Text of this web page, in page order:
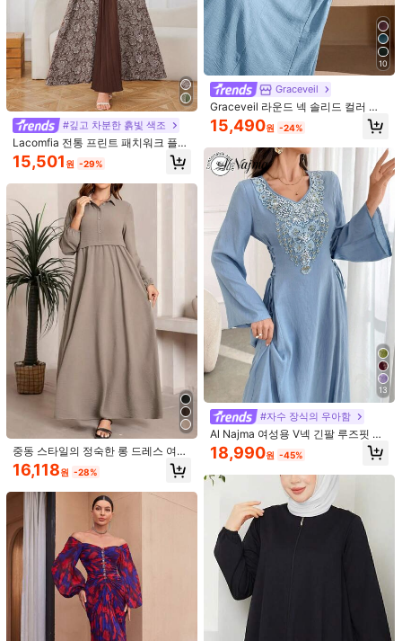
(S) 6(M) 8/10 (L) 12(XL)
사이즈 안내
배송지 South Korea
무료 배송
예상 배송:
무료 반품
안전한 결제 · 개인정보 보호
SHEIN에서 판매됨
5.00 (3) 더 보기
작은
정사이즈
100%
라지
0%
예쁨(1)
j***t 색: 진저 / 사이즈: L
وذودوذووذوذوبويىييمسمسمسممسمسككسكسكسمطممذنذنذوذوذووذوذ
도움이 됨
t***6 색: 진저 / 사이즈: L
جممممممييل
색: 진저 / 사이즈: S
#깊고 차분한 흙빛 색조
Lacomfia 전통 프린트 패치워크 플리
츠 루즈 아라비아 스타일 드레스, 모던
15,501 원 -29%
중동 스타일의 정숙한 롱 드레스 여성
용 봄 가을
16,118원 -28%
10
Graceveil
Graceveil 라운드 넥 솔리드 컬러 드
로스트링 타이 아바야 드레스
15,490원 -24%
13
#자수 장식의 우아함
Al Najma 여성용 V넥 긴팔 루즈핏 레
이스업 모덧 드레스
18,990원 -45%